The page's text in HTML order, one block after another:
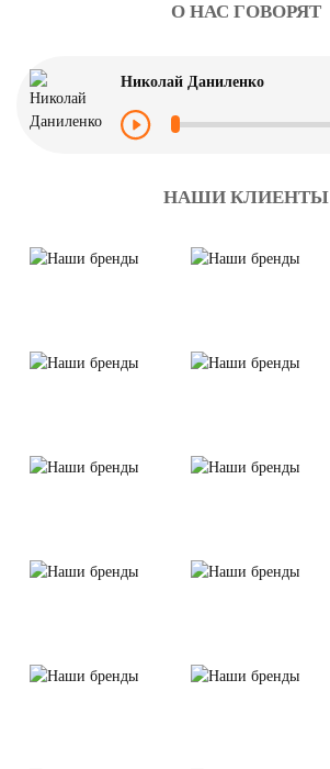
О НАС ГОВОРЯТ
Николай Даниленко
НАШИ КЛИЕНТЫ